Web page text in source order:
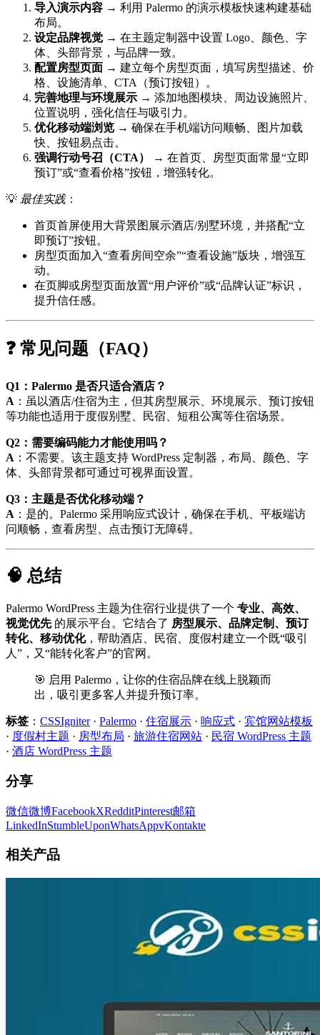
导入演示内容 → 利用 Palermo 的演示模板快速构建基础
布局。
设定品牌视觉→ 在主题定制器中设置 Logo、颜色、字
体、头部背景，与品牌一致。
配置房型页面 → 建立每个房型页面，填写房型描述、价
格、设施清单、CTA（预订按钮）。
完善地理与环境展示 → 添加地图模块、周边设施照片、
位置说明，强化信任与吸引力。
优化移动端浏览 → 确保在手机端访问顺畅、图片加载
快、按钮易点击。
强调行动号召（CTA）
→ 在首页、房型页面常显“立即
预订”或“查看价格”按钮，增强转化。
💡 最佳实践：
首页首屏使用大背景图展示酒店/别墅环境，并搭配“立
即预订”按钮。
房型页面加入“查看房间空余”“查看设施”版块，增强互
动。
在页脚或房型页面放置“用户评价”或“品牌认证”标识，
提升信任感。
❓ 常见问题（FAQ）
Q1：Palermo 是否只适合酒店？
A ：虽以酒店/住宿为主，但其房型展示、环境展示、预订按钮
等功能也适用于度假别墅、民宿、短租公寓等住宿场景。
Q2：需要编码能力才能使用吗？
A ：不需要。该主题支持 WordPress 定制器，布局、颜色、字
体、头部背景都可通过可视界面设置。
Q3：主题是否优化移动端？
A ：是的。Palermo 采用响应式设计，确保在手机、平板端访
问顺畅，查看房型、点击预订无障碍。
🧠 总结
Palermo WordPress 主题为住宿行业提供了一个 专业、高效、
视觉优先的展示平台。它结合了 房型展示、品牌定制、预订
转化、移动优化，帮助酒店、民宿、度假村建立一个既“吸引
人”，又“能转化客户”的官网。
🎯 启用 Palermo，让你的住宿品牌在线上脱颖而
出，吸引更多客人并提升预订率。
标签 ： CSSIgniter· Palermo · 住宿展示 · 响应式 · 宾馆网站模板
· 度假村主题 · 房型布局 · 旅游住宿网站 · 民宿 WordPress 主题
· 酒店 WordPress 主题
分享
微信微博FacebookXRedditPinterest邮箱
LinkedInStumbleUponWhatsAppvKontakte
相关产品